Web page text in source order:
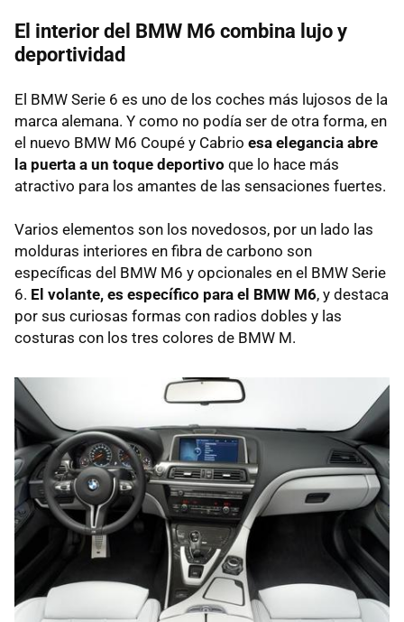
El interior del BMW M6 combina lujo y
deportividad
El BMW Serie 6 es uno de los coches más lujosos de la
marca alemana. Y como no podía ser de otra forma, en
el nuevo BMW M6 Coupé y Cabrio esa elegancia abre
la puerta a un toque deportivo que lo hace más
atractivo para los amantes de las sensaciones fuertes.
Varios elementos son los novedosos, por un lado las
molduras interiores en fibra de carbono son
específicas del BMW M6 y opcionales en el BMW Serie
6. El volante, es específico para el BMW M6, y destaca
por sus curiosas formas con radios dobles y las
costuras con los tres colores de BMW M.